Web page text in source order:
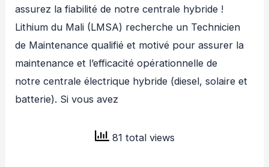
assurez la fiabilité de notre centrale hybride !
Lithium du Mali (LMSA) recherche un Technicien
de Maintenance qualifié et motivé pour assurer la
maintenance et l’efficacité opérationnelle de
notre centrale électrique hybride (diesel, solaire et
batterie). Si vous avez
81 total views